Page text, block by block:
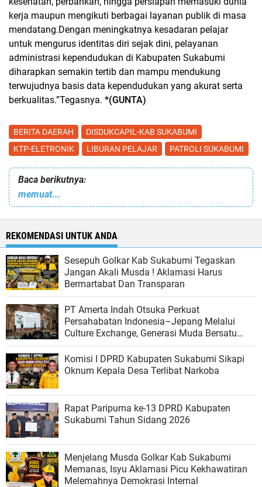
kerja maupun mengikuti berbagai layanan publik di masa
mendatang.Dengan meningkatnya kesadaran pelajar
untuk mengurus identitas diri sejak dini, pelayanan
administrasi kependudukan di Kabupaten Sukabumi
diharapkan semakin tertib dan mampu mendukung
terwujudnya basis data kependudukan yang akurat serta
berkualitas.”Tegasnya. *(GUNTA)
BERITA DAERAH
DISDUKCAPIL-KAB SUKABUMI
KTP-ELETRONIK
LIBURAN PELAJAR PATROLI SUKABUMI
Baca berikutnya:
memuat...
REKOMENDASI UNTUK ANDA
Sesepuh Golkar Kab Sukabumi Tegaskan
Jangan Akali Musda ! Aklamasi Harus
Bermartabat Dan Transparan
PT Amerta Indah Otsuka Perkuat
Persahabatan Indonesia–Jepang Melalui
Culture Exchange, Generasi Muda Bersatu
Wujudkan Masa Depan Berkelanjutan
Komisi I DPRD Kabupaten Sukabumi Sikapi
Oknum Kepala Desa Terlibat Narkoba
Rapat Paripurna ke-13 DPRD Kabupaten
Sukabumi Tahun Sidang 2026
Menjelang Musda Golkar Kab Sukabumi
Memanas, Isyu Aklamasi Picu Kekhawatiran
Melemahnya Demokrasi Internal